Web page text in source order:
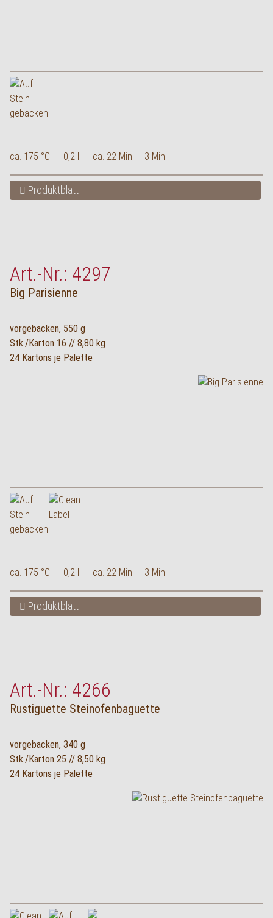
ca. 175 °C 0,2 l ca. 22 Min. 3 Min.
Produktblatt
Art.-Nr.: 4297
Big Parisienne
vorgebacken, 550 g
Stk./Karton 16 // 8,80 kg
24 Kartons je Palette
ca. 175 °C 0,2 l ca. 22 Min. 3 Min.
Produktblatt
Art.-Nr.: 4266
Rustiguette Steinofenbaguette
vorgebacken, 340 g
Stk./Karton 25 // 8,50 kg
24 Kartons je Palette